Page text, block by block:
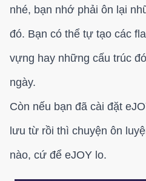
nhé, bạn nhớ phải ôn lại
đó. Bạn có thể tự tạo các
vựng hay những cấu trúc
ngày.
Còn nếu bạn đã cài đặt
lưu từ rồi thì chuyện ôn
nào, cứ để eJOY lo.